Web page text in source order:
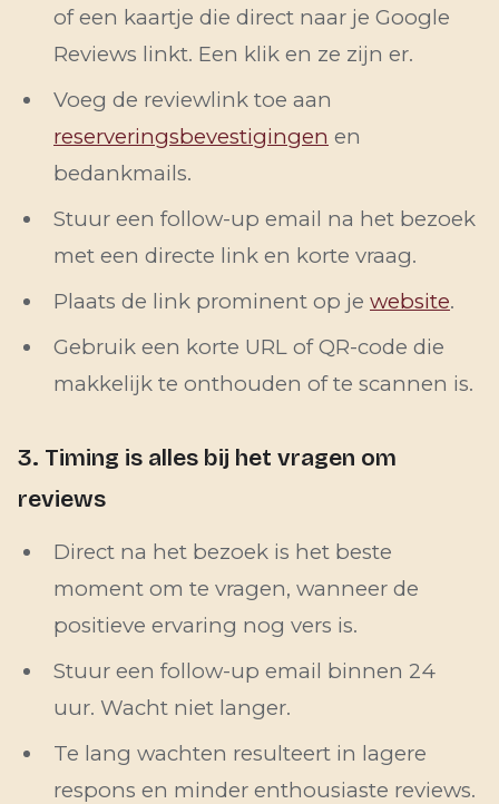
of een kaartje die direct naar je Google
Reviews linkt. Een klik en ze zijn er.
Voeg de reviewlink toe aan
reserveringsbevestigingen en
bedankmails.
Stuur een follow-up email na het bezoek
met een directe link en korte vraag.
Plaats de link prominent op je website.
Gebruik een korte URL of QR-code die
makkelijk te onthouden of te scannen is.
3. Timing is alles bij het vragen om
reviews
Direct na het bezoek is het beste
moment om te vragen, wanneer de
positieve ervaring nog vers is.
Stuur een follow-up email binnen 24
uur. Wacht niet langer.
Te lang wachten resulteert in lagere
respons en minder enthousiaste reviews.